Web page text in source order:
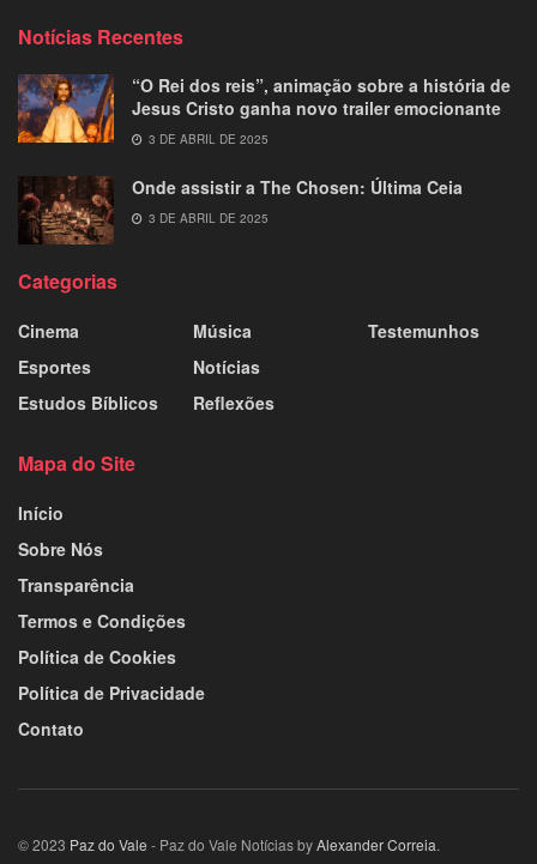
Notícias Recentes
“O Rei dos reis”, animação sobre a história de
Jesus Cristo ganha novo trailer emocionante
3 DE ABRIL DE 2025
Onde assistir a The Chosen: Última Ceia
3 DE ABRIL DE 2025
Categorias
Cinema
Esportes
Estudos Bíblicos
Música
Notícias
Reflexões
Testemunhos
Mapa do Site
Início
Sobre Nós
Transparência
Termos e Condições
Política de Cookies
Política de Privacidade
Contato
© 2023 Paz do Vale - Paz do Vale Notícias byAlexander Correia.